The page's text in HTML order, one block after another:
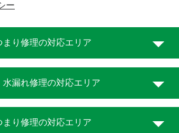
ー
まり修理の対応エリア
漏れ修理の対応エリア
り修理の対応エリア